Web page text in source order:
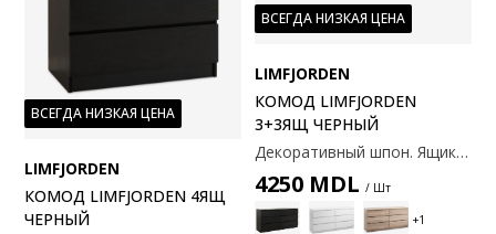
ВСЕГДА НИЗКАЯ ЦЕНА
LIMFJORDEN
КОМОД LIMFJORDEN 4ЯЩ
ЧЕРНЫЙ
ВСЕГДА НИЗКАЯ ЦЕНА
LIMFJORDEN
КОМОД LIMFJORDEN
3+3ЯЩ ЧЕРНЫЙ
Декоративный шпон. Ящики с направляющими полного выдвижения. 161x48, В79 см.
4250 MDL / Шт